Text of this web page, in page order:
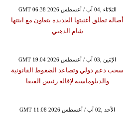
GMT 06:38 2026 الثلاثاء ,04 آب / أغسطس
أصالة تطلق أغنيتها الجديدة بتعاون مع ابنتها
شام الذهبي
GMT 19:04 2026 الإثنين ,03 آب / أغسطس
سحب دعم دولي وتصاعد الضغوط القانونية
والدبلوماسية لإقالة رئيس الفيفا
GMT 11:08 2026 الأحد ,02 آب / أغسطس